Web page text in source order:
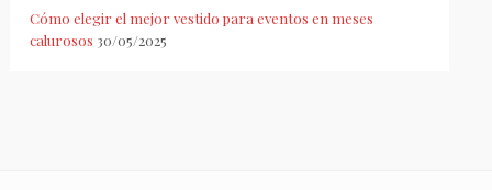
Cómo elegir el mejor vestido para eventos en meses
calurosos 30/05/2025